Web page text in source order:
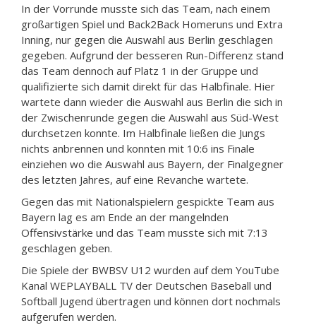
In der Vorrunde musste sich das Team, nach einem
großartigen Spiel und Back2Back Homeruns und Extra
Inning, nur gegen die Auswahl aus Berlin geschlagen
gegeben. Aufgrund der besseren Run-Differenz stand
das Team dennoch auf Platz 1 in der Gruppe und
qualifizierte sich damit direkt für das Halbfinale. Hier
wartete dann wieder die Auswahl aus Berlin die sich in
der Zwischenrunde gegen die Auswahl aus Süd-West
durchsetzen konnte. Im Halbfinale ließen die Jungs
nichts anbrennen und konnten mit 10:6 ins Finale
einziehen wo die Auswahl aus Bayern, der Finalgegner
des letzten Jahres, auf eine Revanche wartete.
Gegen das mit Nationalspielern gespickte Team aus
Bayern lag es am Ende an der mangelnden
Offensivstärke und das Team musste sich mit 7:13
geschlagen geben.
Die Spiele der BWBSV U12 wurden auf dem YouTube
Kanal WEPLAYBALL TV der Deutschen Baseball und
Softball Jugend übertragen und können dort nochmals
aufgerufen werden.